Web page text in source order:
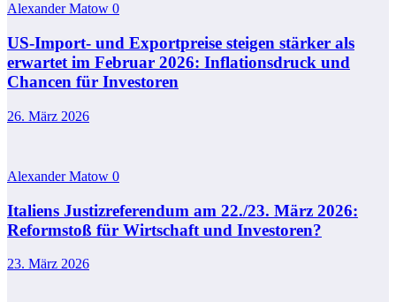
Alexander Matow 0
US-Import- und Exportpreise steigen stärker als
erwartet im Februar 2026: Inflationsdruck und
Chancen für Investoren
26. März 2026
Alexander Matow 0
Italiens Justizreferendum am 22./23. März 2026:
Reformstoß für Wirtschaft und Investoren?
23. März 2026